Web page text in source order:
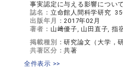
事実認定に与える影響につい
誌名： 立命館人間科学研究
出版年月：2017年02月
著者： 山﨑優子, 山田直子, 指
掲載種別：研究論文（大学，
共著区分：共著
全件表示 >>